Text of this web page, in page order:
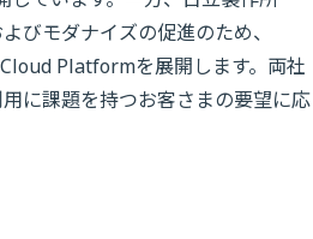
びモダナイズの促進のため、
Platformを展開します。両社
に課題を持つお客さまの要望に応